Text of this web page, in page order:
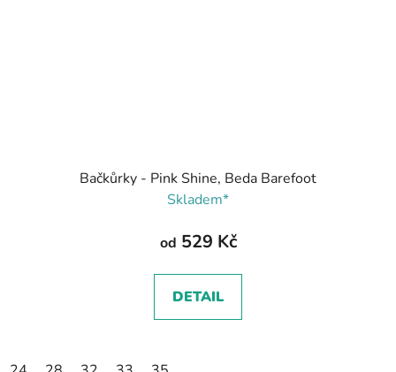
Bačkůrky - Pink Shine, Beda Barefoot
Skladem*
od 529 Kč
DETAIL